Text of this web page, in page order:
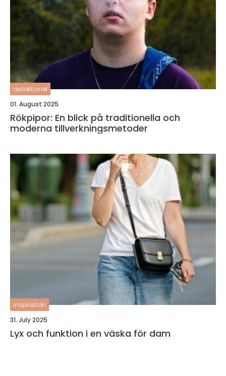
redaktionel
01. August 2025
Rökpipor: En blick på traditionella och
moderna tillverkningsmetoder
inspiration
31. July 2025
Lyx och funktion i en väska för dam